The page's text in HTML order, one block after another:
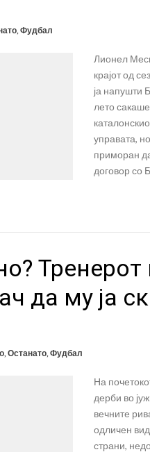
, Фудбал
Лионел
крајот од
ја напушти
лето
управата,
приморан
договор со
Тренерот
да му ја
, Останато, Фудбал
На
дерби во
вечните
одличен
страни,